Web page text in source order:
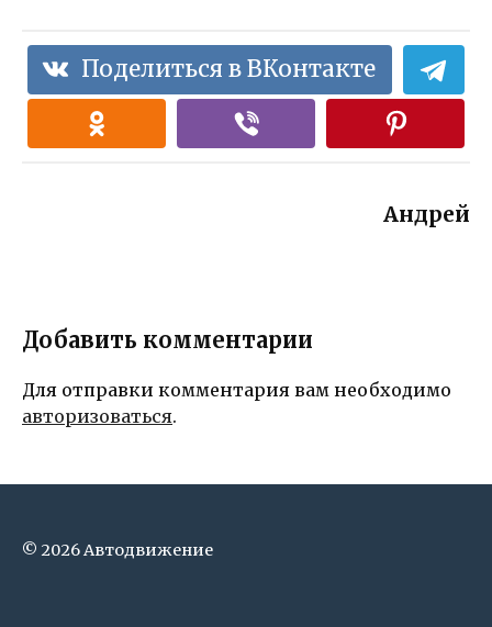
Поделиться в ВКонтакте
Андрей
Добавить комментарии
Для отправки комментария вам необходимо
авторизоваться.
© 2026 Автодвижение